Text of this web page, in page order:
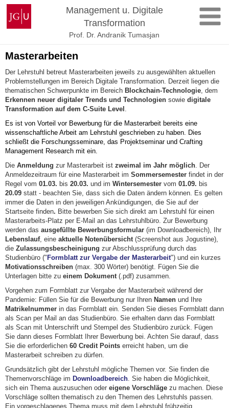
Zum
Inhalt
springen
Johannes
Gutenberg-
Universität
Management u. Digitale
Transformation
Prof. Dr. Andranik Tumasjan
Masterarbeiten
Der Lehrstuhl betreut Masterarbeiten jeweils zu ausgewählten aktuellen
Problemstellungen im Bereich Digitale Transformation. Derzeit liegen die
thematischen Schwerpunkte im Bereich Blockchain-Technologie , dem
Erkennen neuer digitaler Trends und Technologien sowie digitale
Transformation auf dem C-Suite Level
Es ist von Vorteil vor Bewerbung für die Masterarbeit bereits eine
wissenschaftliche Arbeit am Lehrstuhl geschrieben zu haben. Dies
schließt die Forschungsseminare, das Projektseminar und Crafting
Management Research mit ein.
Die Anmeldung zur Masterarbeit ist zweimal im Jahr möglich . Der
Anmeldezeitraum für eine Masterarbeit im Sommersemester findet in der
Regel vom 01.03. bis 20.03. und im Wintersemester vom 01.09. bis
20.09 statt - beachten Sie, dass sich die Daten ändern können. Es gelten
immer die Daten in den jeweiligen Ankündigungen, die Sie auf der
Startseite finden. Bitte bewerben Sie sich direkt am Lehrstuhl für einen
Masterarbeits-Platz per E-Mail an das Lehrstuhlbüro. Zur Bewerbung
werden das ausgefüllte Bewerbungsformular (im Downloadbereich), Ihr
Lebenslauf, eine aktuelle Notenübersicht (Screenshot aus Jogustine),
die Zulassungsbescheinigung zur Abschlussprüfung durch das
Studienbüro ("Formblatt zur Vergabe der Masterarbeit") und ein kurzes
Motivationsschreiben (max. 300 Wörter) benötigt. Fügen Sie die
Unterlagen bitte zu einem Dokument (.pdf) zusammen.
Vorgehen zum Formblatt zur Vergabe der Masterarbeit während der
Pandemie: Füllen Sie für die Bewerbung nur Ihren Namen und Ihre
Matrikelnummer in das Formblatt ein. Senden Sie dieses Formblatt dann
als Scan per Mail an das Studienbüro. Sie erhalten dann das Formblatt
als Scan mit Unterschrift und Stempel des Studienbüro zurück. Fügen
Sie dann dieses Formblatt Ihrer Bewerbung bei. Achten Sie darauf, dass
Sie die erforderlichen 60 Credit Points erreicht haben, um die
Masterarbeit schreiben zu dürfen.
Grundsätzlich gibt der Lehrstuhl mögliche Themen vor. Sie finden die
Themenvorschläge im Downloadbereich . Sie haben die Möglichkeit,
sich ein Thema auszusuchen oder eigene Vorschläge zu machen. Diese
Vorschläge sollten thematisch zu den Themen des Lehrstuhls passen.
Ein vorgeschlagenes Thema muss mit dem Lehrstuhl frühzeitig